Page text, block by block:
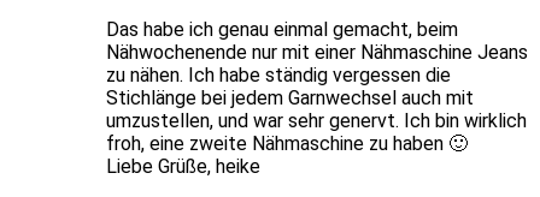
Das habe ich genau einmal gemacht, beim
Nähwochenende nur mit einer Nähmaschine Jeans
zu nähen. Ich habe ständig vergessen die
Stichlänge bei jedem Garnwechsel auch mit
umzustellen, und war sehr genervt. Ich bin wirklich
froh, eine zweite Nähmaschine zu haben 🙂
Liebe Grüße, heike